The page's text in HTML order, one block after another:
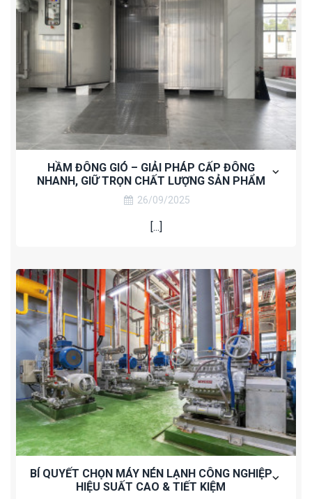
HẦM ĐÔNG GIÓ – GIẢI PHÁP CẤP ĐÔNG
NHANH, GIỮ TRỌN CHẤT LƯỢNG SẢN PHẨM
26/09/2025
[...]
BÍ QUYẾT CHỌN MÁY NÉN LẠNH CÔNG NGHIỆP
HIỆU SUẤT CAO & TIẾT KIỆM